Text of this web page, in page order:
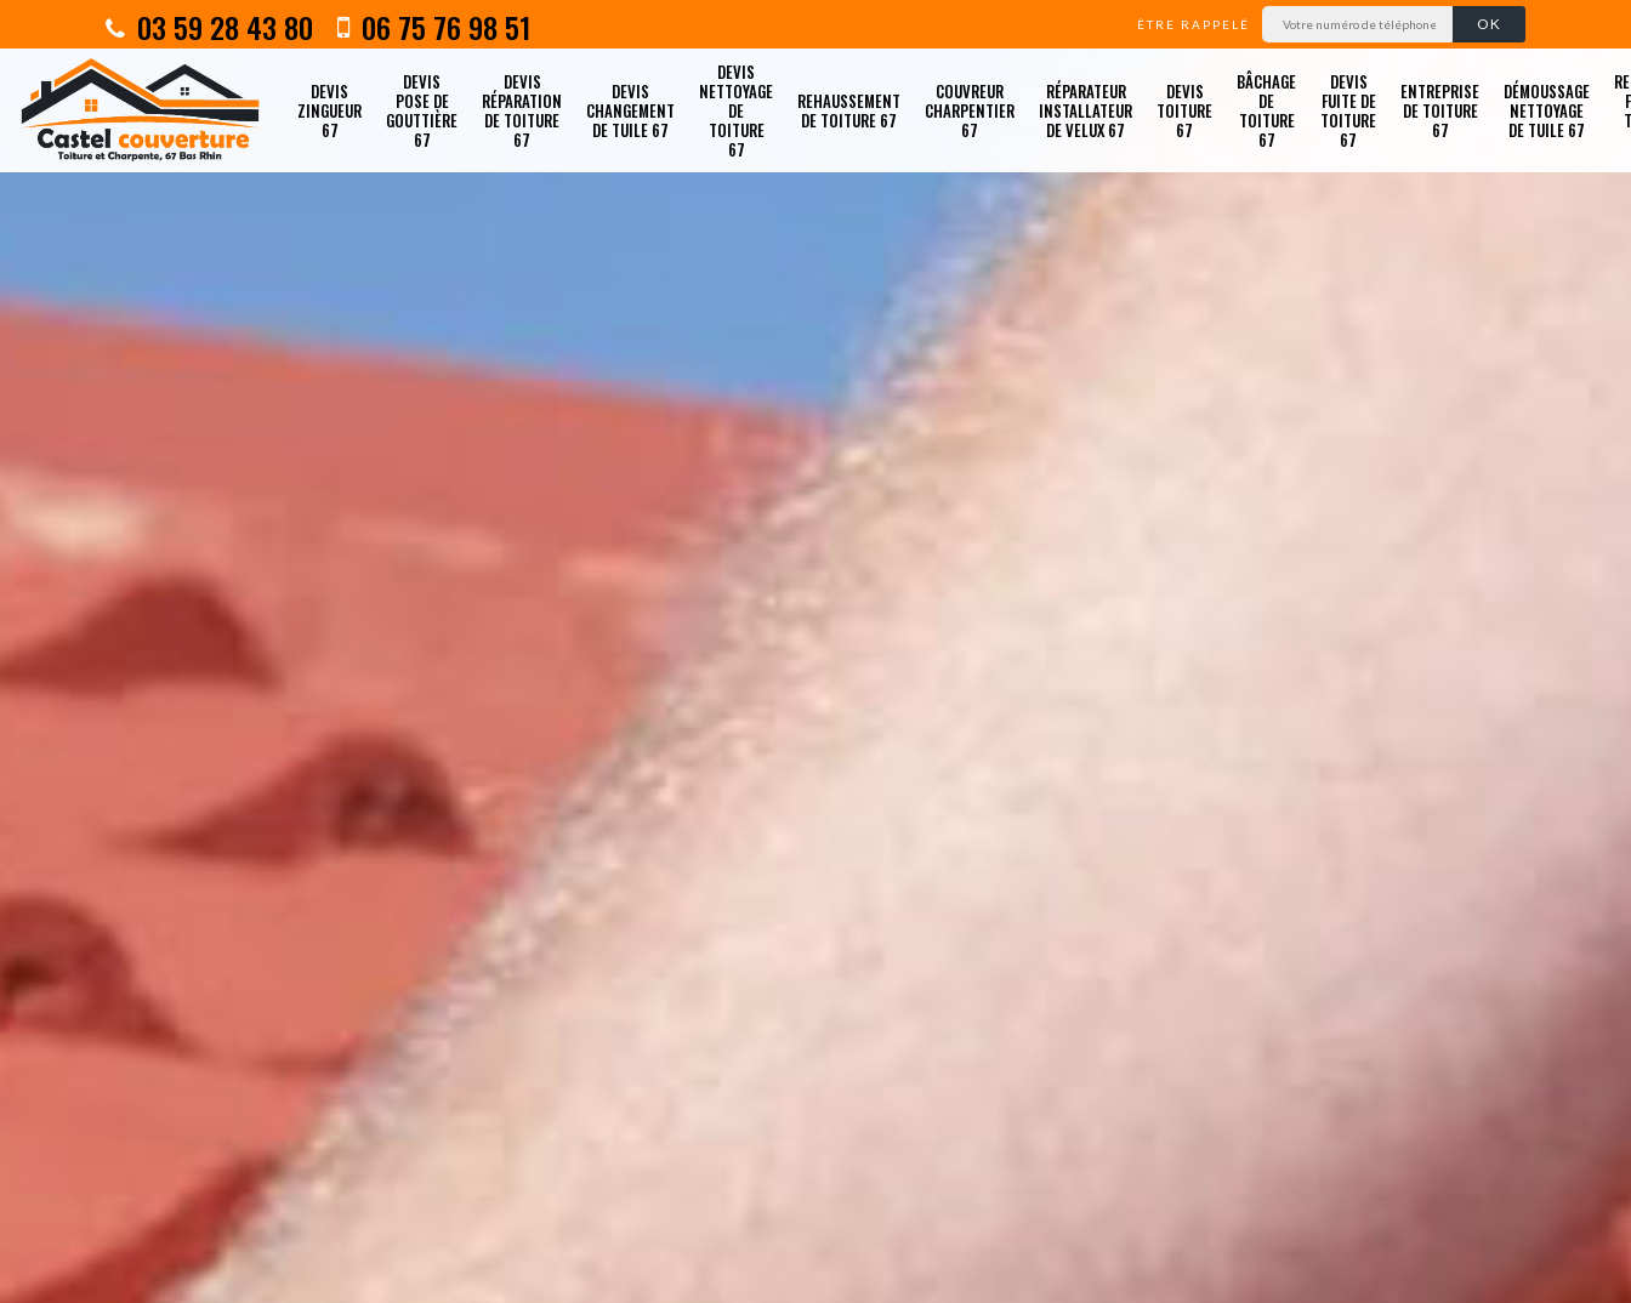
03 59 28 43 80 06 75 76 98 51 ÊTRE RAPPELÉ
DEVIS
ZINGUEUR
67
DEVIS
POSE DE
GOUTTIÈRE
67
DEVIS
RÉPARATION
DE TOITURE
67
DEVIS
CHANGEMENT
DE TUILE 67
DEVIS
NETTOYAGE
DE
TOITURE
67
REHAUSSEMENT
DE TOITURE 67
COUVREUR
CHARPENTIER
67
RÉPARATEUR
INSTALLATEUR
DE VELUX 67
DEVIS
TOITURE
67
BÂCHAGE
DE
TOITURE
67
DEVIS
FUITE DE
TOITURE
67
ENTREPRISE
DE TOITURE
67
DÉMOUSSAGE
NETTOYAGE
DE TUILE 67